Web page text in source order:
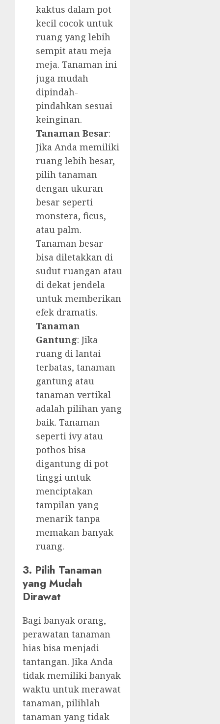
kaktus dalam pot
kecil cocok untuk
ruang yang lebih
sempit atau meja
meja. Tanaman ini
juga mudah
dipindah-
pindahkan sesuai
keinginan.
Tanaman Besar:
Jika Anda memiliki
ruang lebih besar,
pilih tanaman
dengan ukuran
besar seperti
monstera, ficus,
atau palm.
Tanaman besar
bisa diletakkan di
sudut ruangan atau
di dekat jendela
untuk memberikan
efek dramatis.
Tanaman
Gantung: Jika
ruang di lantai
terbatas, tanaman
gantung atau
tanaman vertikal
adalah pilihan yang
baik. Tanaman
seperti ivy atau
pothos bisa
digantung di pot
tinggi untuk
menciptakan
tampilan yang
menarik tanpa
memakan banyak
ruang.
3. Pilih Tanaman
yang Mudah
Dirawat
Bagi banyak orang,
perawatan tanaman
hias bisa menjadi
tantangan. Jika Anda
tidak memiliki banyak
waktu untuk merawat
tanaman, pilihlah
tanaman yang tidak